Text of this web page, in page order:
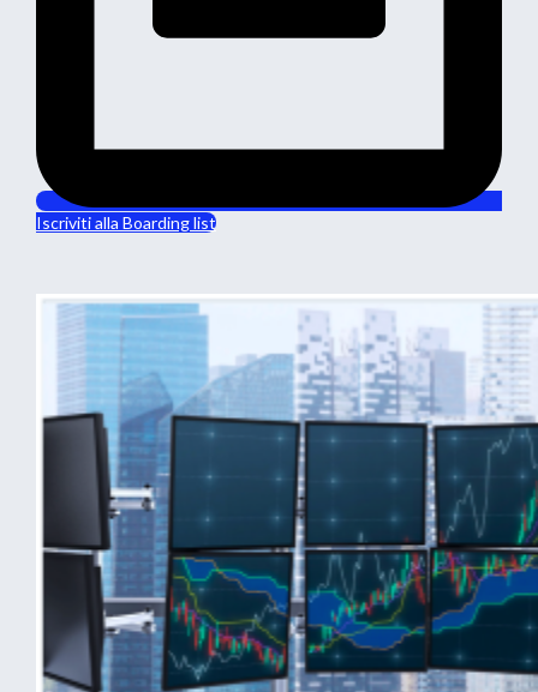
Iscriviti alla Boarding list